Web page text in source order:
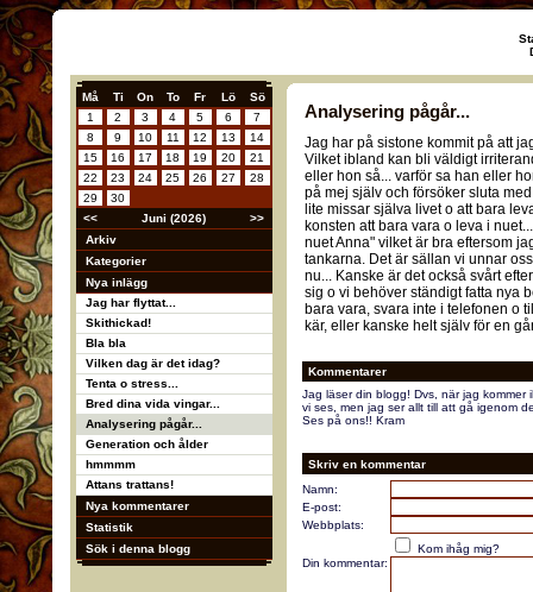
Må Ti On To Fr Lö
Sö
1
2 3 4 5 6
7
8
9 10 11 12 13
14
15
16 17 18 19 20
21
22
23 24 25 26 27
28
29
30
<<
Juni (2026)
>>
Arkiv
Kategorier
Nya inlägg
Jag har flyttat...
Skithickad!
Bla bla
Vilken dag är det idag?
Tenta o stress...
Bred dina vida vingar...
Analysering pågår...
Generation och ålder
hmmmm
Attans trattans!
Nya kommentarer
Statistik
Sök i denna blogg
Analysering pågår...
Jag har på sistone kommit på att
Vilket ibland kan bli väldigt
eller hon så... varför sa han eller
på mej själv och försöker sluta
lite missar själva livet o att bara
konsten att bara vara o leva i
nuet Anna" vilket är bra eftersom
tankarna. Det är sällan vi unnar
nu... Kanske är det också svårt
sig o vi behöver ständigt fatta nya
bara vara, svara inte i telefonen o
kär, eller kanske helt själv för en
Kommentarer
Jag läser din blogg! Dvs, när jag
vi ses, men jag ser allt till att gå igenom
Ses på ons!! Kram
Skriv en kommentar
Namn:
E-post:
Webbplats:
Kom ihåg mig?
Din kommentar: